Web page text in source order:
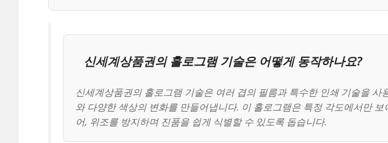
신세계상품권의 홀로그램 기술은 어떻게 동작하나요?
신세계상품권의 홀로그램 기술은 여러 겹의 필름과 특수한 인쇄 기술을 사
와 다양한 색상의 변화를 만들어냅니다. 이 홀로그램은 특정 각도에서만
어, 위조를 방지하며 진품을 쉽게 식별할 수 있도록 돕습니다.